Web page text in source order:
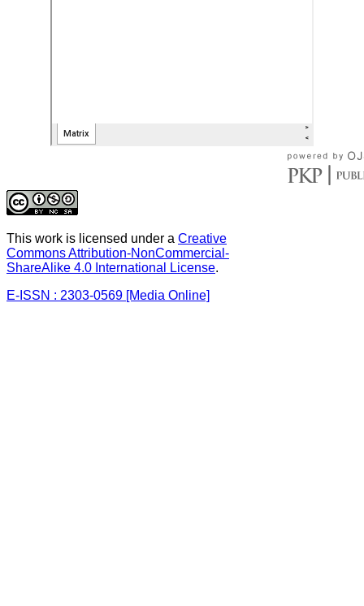
This work is licensed under a Creative
Commons Attribution-NonCommercial-
ShareAlike 4.0 International License.
E-ISSN : 2303-0569 [Media Online]